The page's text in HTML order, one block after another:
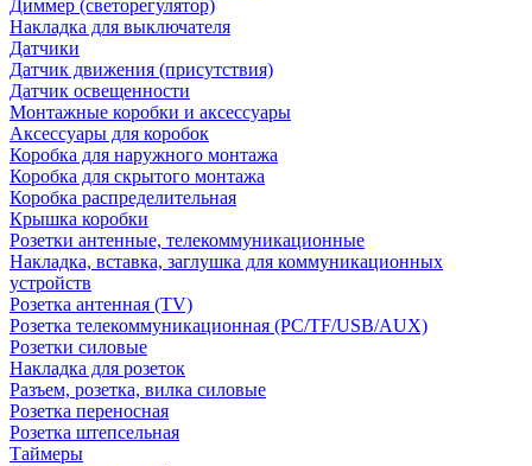
Диммер (светорегулятор)
Накладка для выключателя
Датчики
Датчик движения (присутствия)
Датчик освещенности
Монтажные коробки и аксессуары
Аксессуары для коробок
Коробка для наружного монтажа
Коробка для скрытого монтажа
Коробка распределительная
Крышка коробки
Розетки антенные, телекоммуникационные
Накладка, вставка, заглушка для коммуникационных
устройств
Розетка антенная (TV)
Розетка телекоммуникационная (PC/TF/USB/AUX)
Розетки силовые
Накладка для розеток
Разъем, розетка, вилка силовые
Розетка переносная
Розетка штепсельная
Таймеры